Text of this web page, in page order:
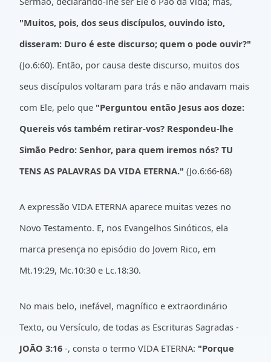
"Muitos, pois, dos seus discípulos, ouvindo isto,
disseram: Duro é este discurso; quem o pode ouvir?"
(Jo.6:60). Então, por causa deste discurso, muitos dos
seus discípulos voltaram para trás e não andavam mais
com Ele, pelo que "Perguntou então Jesus aos doze:
Quereis vós também retirar-vos? Respondeu-lhe
Simão Pedro: Senhor, para quem iremos nós? TU
TENS AS PALAVRAS DA VIDA ETERNA." (Jo.6:66-68)
A expressão VIDA ETERNA aparece muitas vezes no
Novo Testamento. E, nos Evangelhos Sinóticos, ela
marca presença no episódio do Jovem Rico, em
Mt.19:29, Mc.10:30 e Lc.18:30.
No mais belo, inefável, magnífico e extraordinário
Texto, ou Versículo, de todas as Escrituras Sagradas -
JOÃO 3:16 -, consta o termo VIDA ETERNA: "Porque